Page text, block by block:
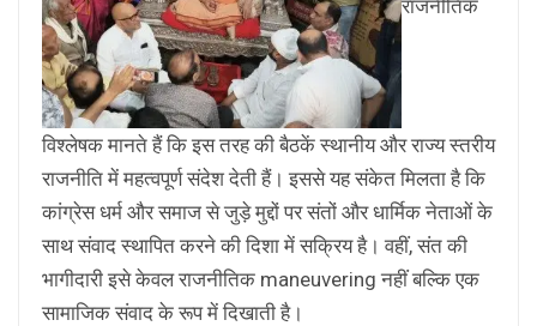
राजनीतिक
विश्लेषक मानते हैं कि इस तरह की बैठकें स्थानीय और राज्य स्तरीय
राजनीति में महत्वपूर्ण संदेश देती हैं। इससे यह संकेत मिलता है कि
कांग्रेस धर्म और समाज से जुड़े मुद्दों पर संतों और धार्मिक नेताओं के
साथ संवाद स्थापित करने की दिशा में सक्रिय है। वहीं, संत की
भागीदारी इसे केवल राजनीतिक maneuvering नहीं बल्कि एक
सामाजिक संवाद के रूप में दिखाती है।